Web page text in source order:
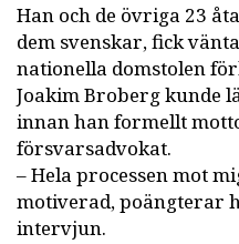
Han och de övriga 23
dem svenskar, fick
nationella domstolen
Joakim Broberg kunde
innan han formellt
försvarsadvokat.
– Hela processen mot
motiverad, poängterar
intervjun.